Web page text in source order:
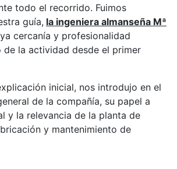
todo el recorrido. Fuimos
guía, la ingeniera almanseña Mª
cercanía y profesionalidad
de la actividad desde el primer
inicial, nos introdujo en el
de la compañía, su papel a
y la relevancia de la planta de
y mantenimiento de